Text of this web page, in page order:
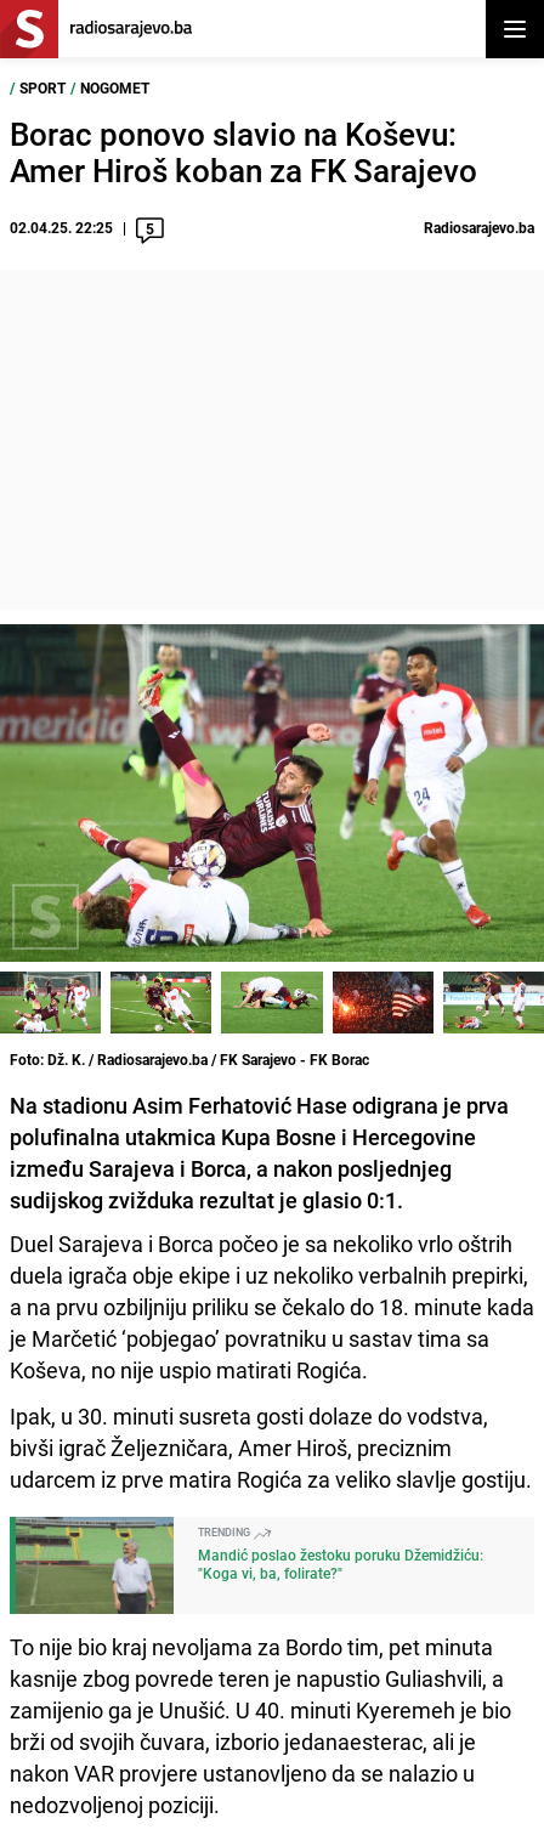
/ SPORT / NOGOMET
Borac ponovo slavio na Koševu:
Amer Hiroš koban za FK Sarajevo
02.04.25. 22:25 5 Radiosarajevo.ba
Foto: Dž. K. / Radiosarajevo.ba / FK Sarajevo - FK Borac
Na stadionu Asim Ferhatović Hase odigrana je prva
polufinalna utakmica Kupa Bosne i Hercegovine
između Sarajeva i Borca, a nakon posljednjeg
sudijskog zvižduka rezultat je glasio 0:1.
Duel Sarajeva i Borca počeo je sa nekoliko vrlo oštrih
duela igrača obje ekipe i uz nekoliko verbalnih prepirki,
a na prvu ozbiljniju priliku se čekalo do 18. minute kada
je Marčetić ‘pobjegao’ povratniku u sastav tima sa
Koševa, no nije uspio matirati Rogića.
Ipak, u 30. minuti susreta gosti dolaze do vodstva,
bivši igrač Željezničara, Amer Hiroš, preciznim
udarcem iz prve matira Rogića za veliko slavlje gostiju.
TRENDING
Mandić poslao žestoku poruku Džemidžiću:
"Koga vi, ba, folirate?"
To nije bio kraj nevoljama za Bordo tim, pet minuta
kasnije zbog povrede teren je napustio Guliashvili, a
zamijenio ga je Unušić. U 40. minuti Kyeremeh je bio
brži od svojih čuvara, izborio jedanaesterac, ali je
nakon VAR provjere ustanovljeno da se nalazio u
nedozvoljenoj poziciji.